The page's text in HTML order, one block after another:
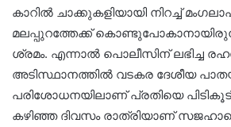
കാറിൽ ചാക്കുകളിയായി നിറച്ച്
മലപ്പുറത്തേക്ക്
ശ്രമം. എന്നാൽ പൊലീസിന് ലഭിച്ച
അടിസ്ഥാനത്തിൽ വടകര ദേശീയ
പരിശോധനയിലാണ് പ്രതിയെ
കഴിഞ്ഞ ദിവസം രാത്രിയാണ്